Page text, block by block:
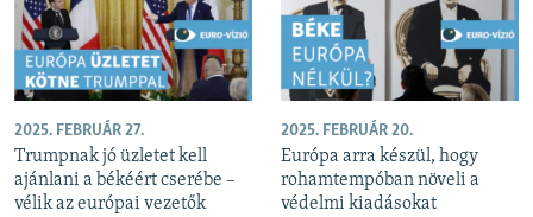
2025. FEBRUÁR 27.
Trumpnak jó üzletet kell
ajánlani a békéért cserébe –
vélik az európai vezetők
2025. FEBRUÁR 20.
Európa arra készül, hogy
rohamtempóban növeli a
védelmi kiadásokat